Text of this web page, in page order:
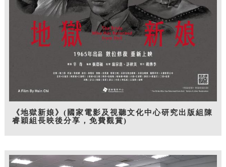
《地獄新娘》(國家電影及視聽文化中心研究出版組陳
睿穎組長映後分享，免費觀賞)